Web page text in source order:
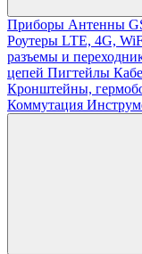
Приборы Антенны
Роутеры LTE, 4G,
разъемы и
цепей Пигтейлы
Кронштейны,
Коммутация